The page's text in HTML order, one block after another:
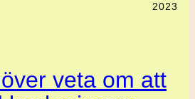
2023
veta om att